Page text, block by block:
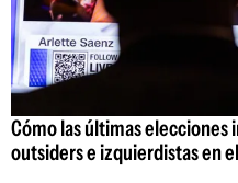
Cómo las últimas
outsiders e izquierdistas en